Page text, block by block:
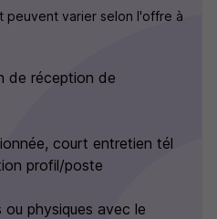
peuvent varier selon l'offre à
de réception de
court entretien tél
profil/poste
physiques avec le